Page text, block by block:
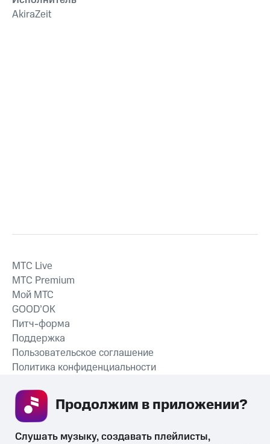
AkiraZeit
СКАЧАТЬ ПРИЛОЖЕНИЕ
MTС Live
MTС Premium
Мой МТС
GOOD’OK
Питч-форма
Поддержка
Пользовательское соглашение
Политика конфиденциальности
Слушать музыку, создавать плейлисты,